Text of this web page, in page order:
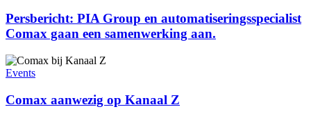
en
automatiseringsspecialist
Comax
gaan
een
samenwerking
Persbericht: PIA Group en automatiseringsspecialist
Comax gaan een samenwerking aan.
Comax
aanwezig
Kanaal
Z
Events
Comax aanwezig op Kanaal Z